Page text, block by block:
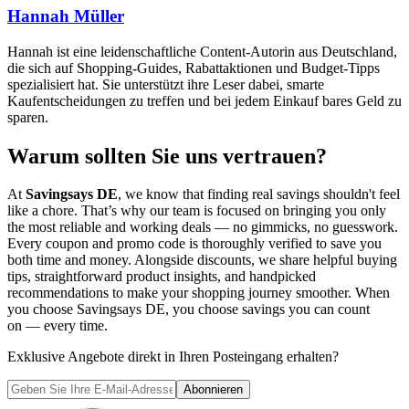
Hannah Müller
Hannah ist eine leidenschaftliche Content-Autorin aus Deutschland,
die sich auf Shopping-Guides, Rabattaktionen und Budget-Tipps
spezialisiert hat. Sie unterstützt ihre Leser dabei, smarte
Kaufentscheidungen zu treffen und bei jedem Einkauf bares Geld zu
sparen.
Warum sollten Sie uns vertrauen?
AtSavingsays DE, we know that finding real savings shouldn't feel
like a chore. That’s why our team is focused on bringing you only
the most reliable and working deals — no gimmicks, no guesswork.
Every coupon and promo code is thoroughly verified to save you
both time and money. Alongside discounts, we share helpful buying
tips, straightforward product insights, and handpicked
recommendations to make your shopping journey smoother. When
you choose Savingsays DE, you choose savings you can count
on — every time.
Exklusive Angebote direkt in Ihren Posteingang erhalten?
Abonnieren